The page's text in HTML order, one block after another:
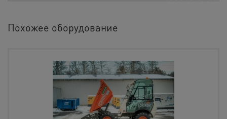
Похожее оборудование